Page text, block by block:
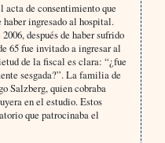
acta de consentimiento que
ingresado al hospital.
después de haber sufrido
65 fue invitado a ingresar al
de la fiscal es clara: “¿fue
sesgada?”. La familia de
Salzberg, quien cobraba
en el estudio. Estos
que patrocinaba el